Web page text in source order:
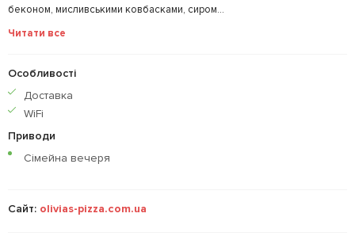
беконом, мисливськими ковбасками, сиром...
Читати все
Особливості
Доставка
WiFi
Приводи
Сімейна вечеря
Сайт: olivias-pizza.com.ua